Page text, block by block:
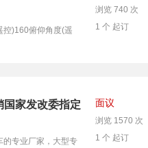
控)160俯仰角度(遥
浏览 740 次
1 个 起订
国家发改委指定
的专业厂家，大型专
面议
浏览 1570 次
1 个 起订